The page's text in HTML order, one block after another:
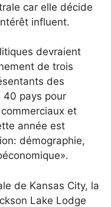
car elle décide
influent.
devraient
de trois
des
40 pays pour
et
année est
démographie,
de Kansas City, la
Lake Lodge